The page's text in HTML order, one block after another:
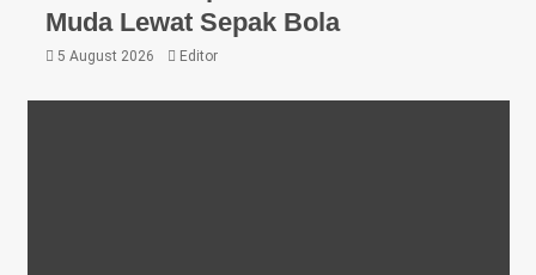
Muda Lewat Sepak Bola
5 August 2026 Editor